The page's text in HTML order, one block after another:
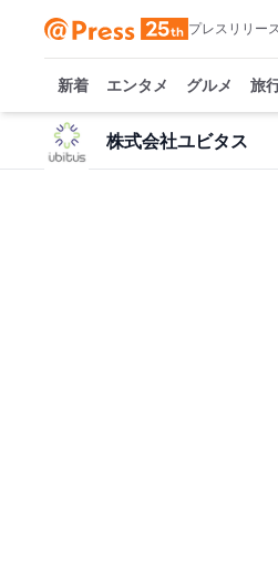
プレスリリー
新着 エンタメ グルメ 旅
株式会社ユビタス